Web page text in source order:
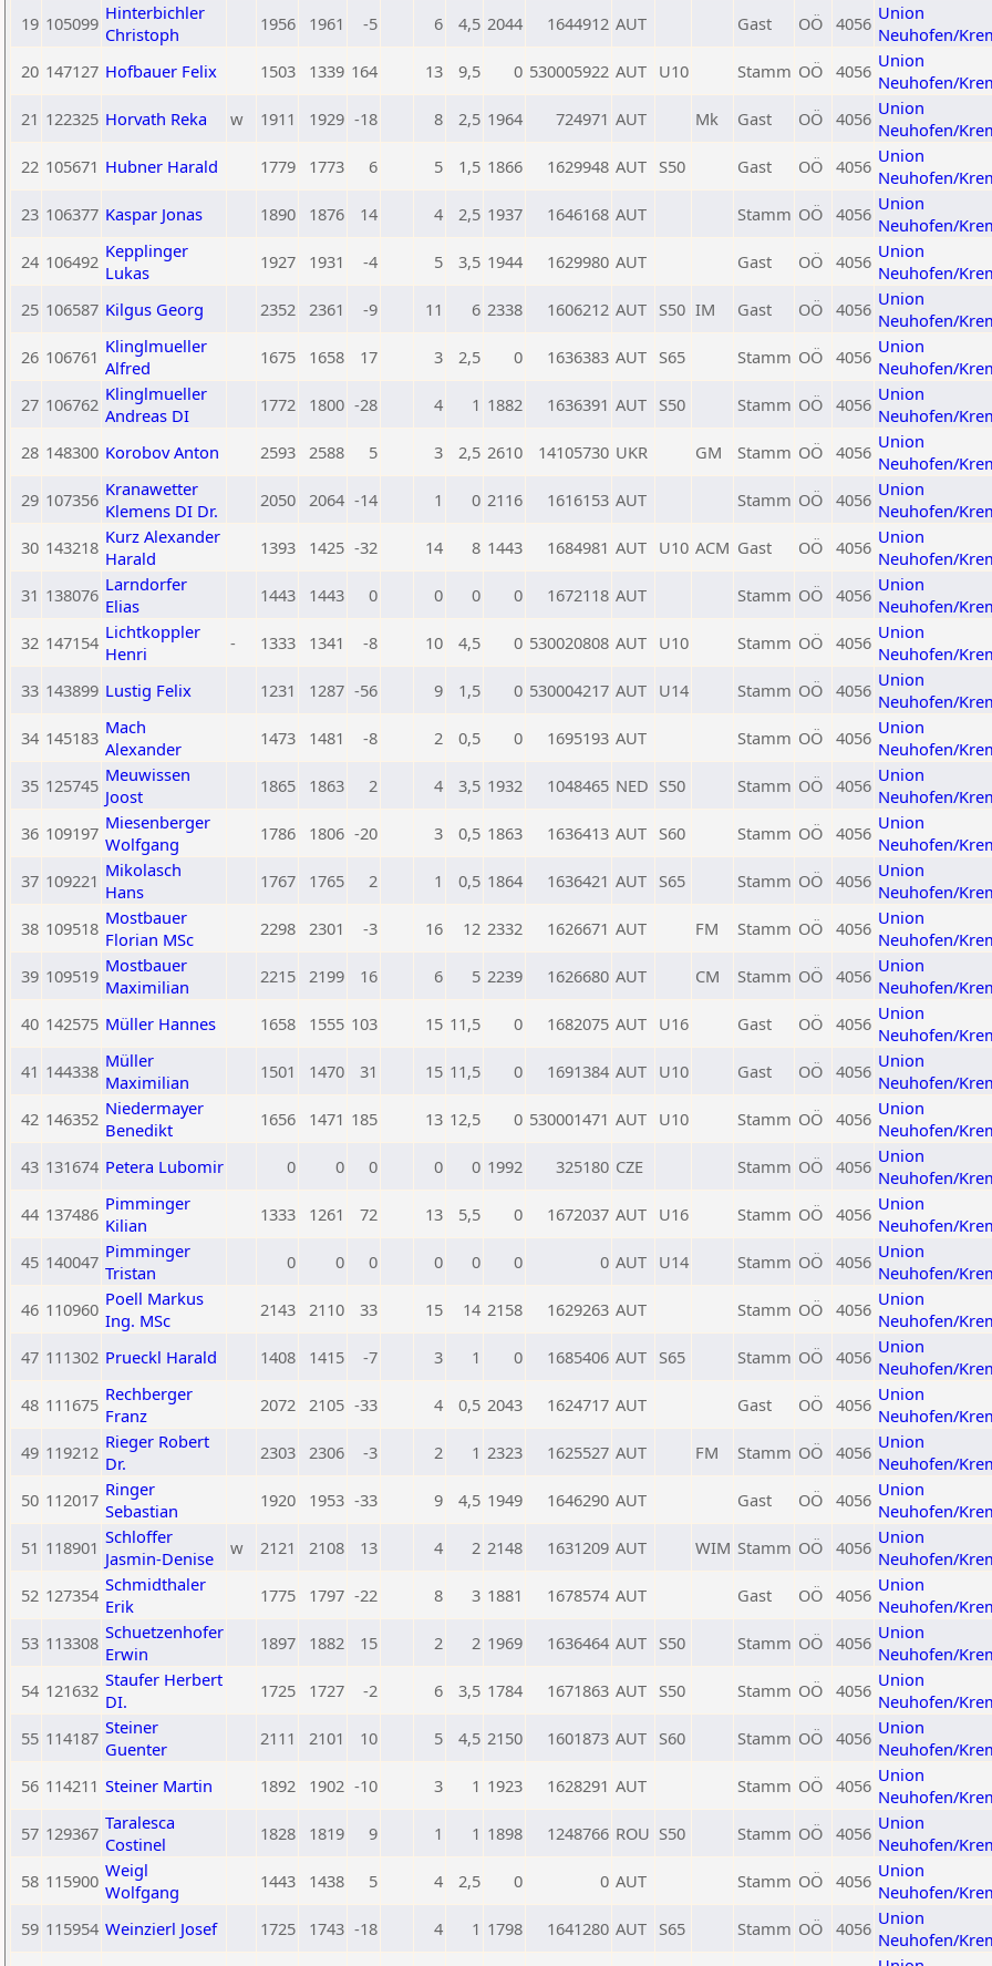
19 105099 Hinterbichler
Christoph
1956 1961 -5 6 4,5 2044 1644912 AUT Gast OÖ 4056 Union
Neuhofen/
20 147127 Hofbauer Felix 1503 1339 164 13 9,5 0 530005922 AUT U10 Stamm OÖ 4056 Union
Neuhofen/
21 122325 Horvath Reka w 1911 1929 -18 8 2,5 1964 724971 AUT Mk Gast OÖ 4056 Union
Neuhofen/
22 105671 Hubner Harald 1779 1773 6 5 1,5 1866 1629948 AUT S50 Gast OÖ 4056 Union
Neuhofen/
23 106377 Kaspar Jonas 1890 1876 14 4 2,5 1937 1646168 AUT Stamm OÖ 4056 Union
Neuhofen/
24 106492 Kepplinger
Lukas
1927 1931 -4 5 3,5 1944 1629980 AUT Gast OÖ 4056 Union
Neuhofen/
25 106587 Kilgus Georg 2352 2361 -9 11 6 2338 1606212 AUT S50 IM Gast OÖ 4056 Union
Neuhofen/
26 106761 Klinglmueller
Alfred
1675 1658 17 3 2,5 0 1636383 AUT S65 Stamm OÖ 4056 Union
Neuhofen/
27 106762 Klinglmueller
Andreas DI
1772 1800 -28 4 1 1882 1636391 AUT S50 Stamm OÖ 4056 Union
Neuhofen/
28 148300 Korobov Anton 2593 2588 5 3 2,5 2610 14105730 UKR GM Stamm OÖ 4056 Union
Neuhofen/
29 107356 Kranawetter
Klemens DI Dr.
2050 2064 -14 1 0 2116 1616153 AUT Stamm OÖ 4056 Union
Neuhofen/
30 143218 Kurz Alexander
Harald
1393 1425 -32 14 8 1443 1684981 AUT U10 ACM Gast OÖ 4056 Union
Neuhofen/
31 138076 Larndorfer
Elias
1443 1443 0 0 0 0 1672118 AUT Stamm OÖ 4056 Union
Neuhofen/
32 147154 Lichtkoppler
Henri
- 1333 1341 -8 10 4,5 0 530020808 AUT U10 Stamm OÖ 4056 Union
Neuhofen/
33 143899 Lustig Felix 1231 1287 -56 9 1,5 0 530004217 AUT U14 Stamm OÖ 4056 Union
Neuhofen/
34 145183 Mach
Alexander
1473 1481 -8 2 0,5 0 1695193 AUT Stamm OÖ 4056 Union
Neuhofen/
35 125745 Meuwissen
Joost
1865 1863 2 4 3,5 1932 1048465 NED S50 Stamm OÖ 4056 Union
Neuhofen/
36 109197 Miesenberger
Wolfgang
1786 1806 -20 3 0,5 1863 1636413 AUT S60 Stamm OÖ 4056 Union
Neuhofen/
37 109221 Mikolasch
Hans
1767 1765 2 1 0,5 1864 1636421 AUT S65 Stamm OÖ 4056 Union
Neuhofen/
38 109518 Mostbauer
Florian MSc
2298 2301 -3 16 12 2332 1626671 AUT FM Stamm OÖ 4056 Union
Neuhofen/
39 109519 Mostbauer
Maximilian
2215 2199 16 6 5 2239 1626680 AUT CM Stamm OÖ 4056 Union
Neuhofen/
40 142575 Müller Hannes 1658 1555 103 15 11,5 0 1682075 AUT U16 Gast OÖ 4056 Union
Neuhofen/
41 144338 Müller
Maximilian
1501 1470 31 15 11,5 0 1691384 AUT U10 Gast OÖ 4056 Union
Neuhofen/
42 146352 Niedermayer
Benedikt
1656 1471 185 13 12,5 0 530001471 AUT U10 Stamm OÖ 4056 Union
Neuhofen/
43 131674 Petera Lubomir 0 0 0 0 0 1992 325180 CZE Stamm OÖ 4056 Union
Neuhofen/
44 137486 Pimminger
Kilian
1333 1261 72 13 5,5 0 1672037 AUT U16 Stamm OÖ 4056 Union
Neuhofen/
45 140047 Pimminger
Tristan
0 0 0 0 0 0 0 AUT U14 Stamm OÖ 4056 Union
Neuhofen/
46 110960 Poell Markus
Ing. MSc
2143 2110 33 15 14 2158 1629263 AUT Stamm OÖ 4056 Union
Neuhofen/
47 111302 Prueckl Harald 1408 1415 -7 3 1 0 1685406 AUT S65 Stamm OÖ 4056 Union
Neuhofen/
48 111675 Rechberger
Franz
2072 2105 -33 4 0,5 2043 1624717 AUT Gast OÖ 4056 Union
Neuhofen/
49 119212 Rieger Robert
Dr.
2303 2306 -3 2 1 2323 1625527 AUT FM Stamm OÖ 4056 Union
Neuhofen/
50 112017 Ringer
Sebastian
1920 1953 -33 9 4,5 1949 1646290 AUT Gast OÖ 4056 Union
Neuhofen/
51 118901 Schloffer
Jasmin-Denise
w 2121 2108 13 4 2 2148 1631209 AUT WIM Stamm OÖ 4056 Union
Neuhofen/
52 127354 Schmidthaler
Erik
1775 1797 -22 8 3 1881 1678574 AUT Gast OÖ 4056 Union
Neuhofen/
53 113308 Schuetzenhofer
Erwin
1897 1882 15 2 2 1969 1636464 AUT S50 Stamm OÖ 4056 Union
Neuhofen/
54 121632 Staufer Herbert
DI.
1725 1727 -2 6 3,5 1784 1671863 AUT S50 Stamm OÖ 4056 Union
Neuhofen/
55 114187 Steiner
Guenter
2111 2101 10 5 4,5 2150 1601873 AUT S60 Stamm OÖ 4056 Union
Neuhofen/
56 114211 Steiner Martin 1892 1902 -10 3 1 1923 1628291 AUT Stamm OÖ 4056 Union
Neuhofen/
57 129367 Taralesca
Costinel
1828 1819 9 1 1 1898 1248766 ROU S50 Stamm OÖ 4056 Union
Neuhofen/
58 115900 Weigl
Wolfgang
1443 1438 5 4 2,5 0 0 AUT Stamm OÖ 4056 Union
Neuhofen/
59 115954 Weinzierl Josef 1725 1743 -18 4 1 1798 1641280 AUT S65 Stamm OÖ 4056 Union
Neuhofen/